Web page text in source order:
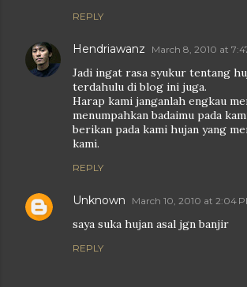
REPLY
Hendriawanz March 8, 2010 at
Jadi ingat rasa syukur tentang
terdahulu di blog ini juga.
Harap kami janganlah engkau
menumpahkan badaimu pada
berikan pada kami hujan yang
kami.
REPLY
Unknown March 10, 2010 at 2:04
saya suka hujan asal jgn banjir
REPLY